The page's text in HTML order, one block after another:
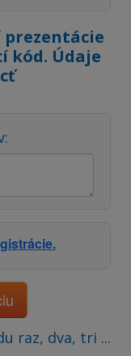
prezentácie
kód. Údaje
raz, dva, tri ...